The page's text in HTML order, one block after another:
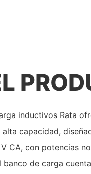
inductivos Rata
capacidad,
CA, con potencias
banco de carga